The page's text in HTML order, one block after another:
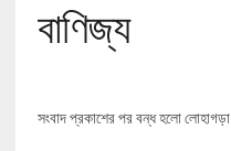
বাণিজ্য
সংবাদ প্রকাশের পর বন্ধ হলো